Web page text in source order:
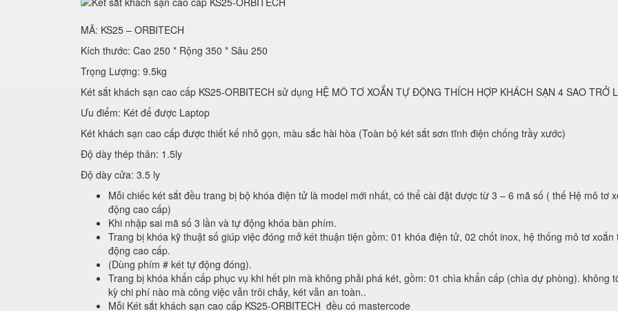
MÃ: KS25 – ORBITECH
Kích thước: Cao 250 * Rộng 350 * Sâu 250
Trọng Lượng: 9.5kg
Két sắt khách sạn cao cấp KS25-ORBITECH sử dụng HỆ MÔ TƠ XOẮN TỰ ĐỘNG THÍCH HỢP KHÁCH SẠN 4 SAO TRỞ
Ưu điểm: Két để được Laptop
Két khách sạn cao cấp được thiết kế nhỏ gọn, màu sắc hài hòa (Toàn bộ két sắt sơn tĩnh điện chống trầy xước)
Độ dày thép thân: 1.5ly
Độ dày cửa: 3.5 ly
Mỗi chiếc két sắt đều trang bị bộ khóa điện tử là model mới nhất, có thể cài đặt được từ 3 – 6 mã số ( thế Hệ mô tơ
động cao cấp)
Khi nhập sai mã số 3 lần và tự động khóa bàn phím.
Trang bị khóa kỹ thuật số giúp việc đóng mở két thuận tiện gồm: 01 khóa điện tử, 02 chốt inox, hệ thống mô tơ xoắn
động cao cấp.
(Dùng phím # két tự động đóng).
Trang bị khóa khẩn cấp phục vụ khi hết pin mà không phải phá két, gồm: 01 chìa khẩn cấp (chìa dự phòng). không
kỳ chi phí nào mà công việc vẫn trôi chảy, két vẫn an toàn..
Mỗi Két sắt khách sạn cao cấp KS25-ORBITECH đều có mastercode